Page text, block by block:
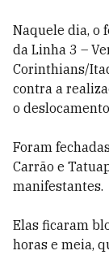
Naquele dia, o
da Linha 3 –
Corinthians/
contra a
o
Foram
Carrão e
manifestantes.
Elas ficaram
horas e meia,